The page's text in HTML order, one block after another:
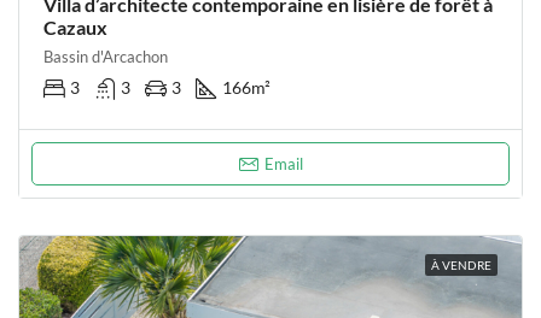
Cazaux
Bassin d'Arcachon
3 3 3 166m²
Email
À VENDRE